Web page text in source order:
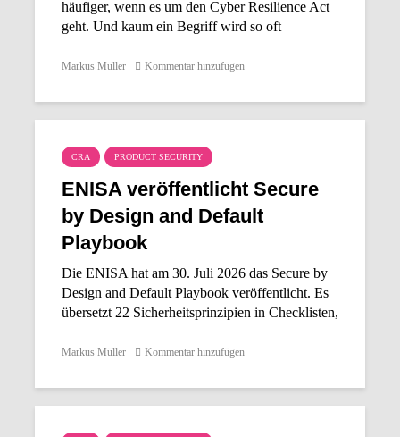
häufiger, wenn es um den Cyber Resilience Act
geht. Und kaum ein Begriff wird so oft
keine Haltung, kein Qualitätsversprechen und...
Markus Müller Kommentar hinzufügen
CRA PRODUCT SECURITY
ENISA veröffentlicht Secure
by Design and Default
Playbook
Die ENISA hat am 30. Juli 2026 das Secure by
Design and Default Playbook veröffentlicht. Es
übersetzt 22 Sicherheitsprinzipien in Checklisten,
den wesentlichen...
Markus Müller Kommentar hinzufügen